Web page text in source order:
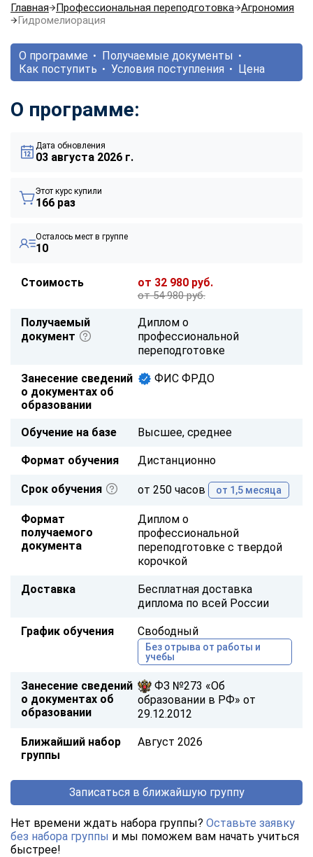
Главная Профессиональная переподготовка Агрономия
Гидромелиорация
О программе
Получаемые документы
Как поступить
Условия поступления Цена
О программе:
Дата обновления
03 августа 2026 г.
Этот курс купили
166 раз
Осталось мест в группе
10
Стоимость от 32 980 руб.
от 54 980 руб.
Получаемый
документ
Диплом о
профессиональной
переподготовке
Занесение сведений
о документах об
образовании
ФИС ФРДО
Обучение на базе Высшее, среднее
Формат обучения Дистанционно
Срок обучения от 250 часов от 1,5 месяца
Формат
получаемого
документа
Диплом о
профессиональной
переподготовке с твердой
корочкой
Доставка
Бесплатная доставка
диплома по всей России
График обучения Свободный
Без отрыва от работы и
учебы
Занесение сведений
о документах об
образовании
ФЗ №273 «Об
образовании в РФ» от
29.12.2012
Ближайший набор
группы
Август 2026
Записаться в ближайшую группу
Нет времени ждать набора группы? Оставьте заявку
без набора группы и мы поможем вам начать учиться
быстрее!